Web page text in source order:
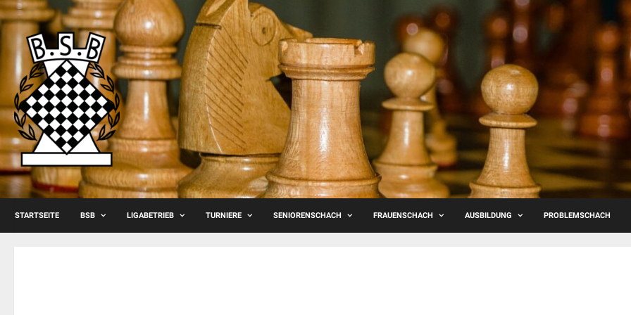
Skip
to
content
STARTSEITE BSB LIGABETRIEB TURNIERE SENIORENSCHACH FRAUENSCHACH AUSBILDUNG PROBLEMSCHACH